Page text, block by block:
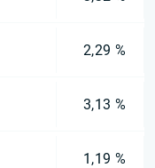
2,29 %
3,13 %
1,19 %